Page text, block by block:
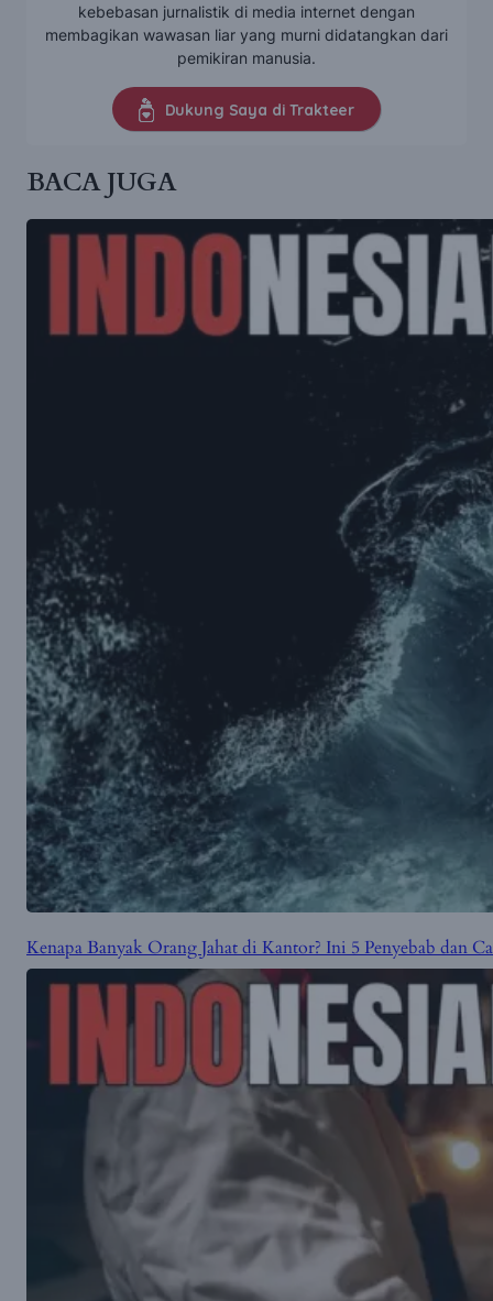
kebebasan jurnalistik di media internet dengan
membagikan wawasan liar yang murni didatangkan dari
pemikiran manusia.
Dukung Saya di Trakteer
BACA JUGA
Kenapa Banyak Orang Jahat di Kantor? Ini 5 Penyebab dan